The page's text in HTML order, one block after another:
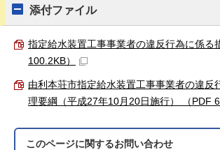
添付ファイル
指定給水装置工事事業者の違反行為に係る
100.2KB）
由利本荘市指定給水装置工事事業者の違反
理要綱（平成27年10月20日施行） （PDF
このページに関するお問い合わせ